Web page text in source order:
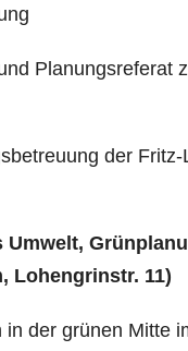
Planungsreferat
der
Umwelt,
Lohengrinstr. 11)
in der grünen